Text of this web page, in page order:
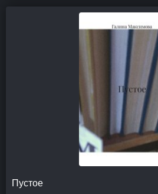
Пустое